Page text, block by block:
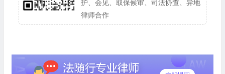
护、会见、取保候审、司法协查、异地
律师合作